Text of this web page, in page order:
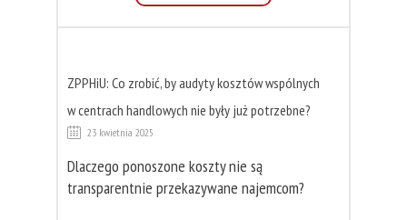
ZPPHiU: Co zrobić, by audyty kosztów wspólnych
w centrach handlowych nie były już potrzebne?
23 kwietnia 2025
Dlaczego ponoszone koszty nie są
transparentnie przekazywane najemcom?